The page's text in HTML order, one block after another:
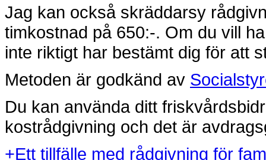
Jag kan också skräddarsy
timkostnad på 650:-. Om du vill
inte riktigt har bestämt dig för att
Metoden är godkänd av
Du kan använda ditt
kostrådgivning och det är
+Ett tillfälle med rådgivning för